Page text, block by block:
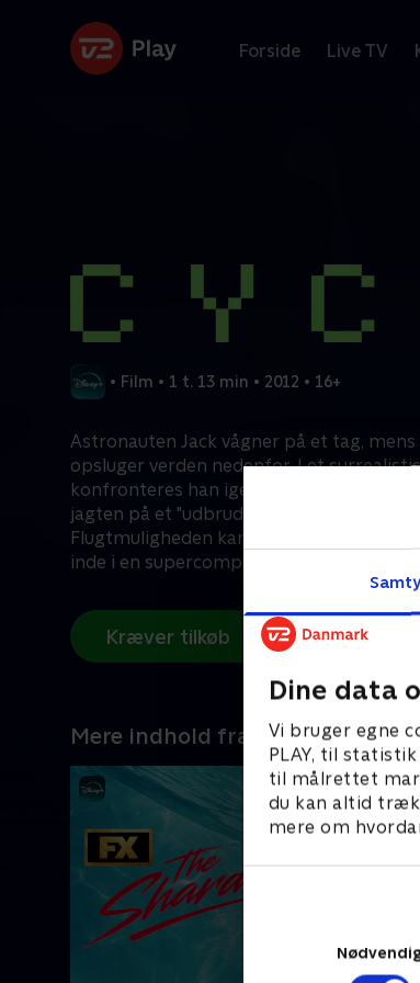
Dine data
Vi bruger egne
PLAY, til
til målrettet
du kan altid
mere om
Forside Live TV
• Film • 1 t. 13 min • 2012 • 16+
Astronauten Jack vågner på et tag,
opsluger verden nedenfor. I et
konfronteres han igen og igen med en
jagten på et "udbrudspunkt". Er det
Flugtmuligheden kan gemme sig i en
inde i en supercomputer.
Kræver tilkøb
Mere indhold fra Disney+